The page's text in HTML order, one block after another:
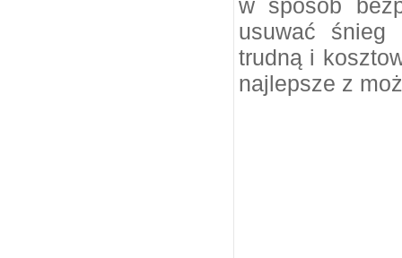
w sposób
usuwać śnieg
trudną i
najlepsze z